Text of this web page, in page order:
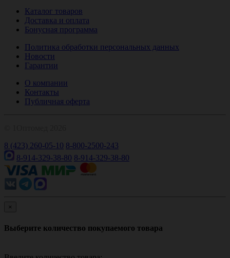
Каталог товаров
Доставка и оплата
Бонусная программа
Политика обработки персональных данных
Новости
Гарантии
О компании
Контакты
Публичная оферта
8 (423) 260-05-10 8-800-2500-243
8-914-329-38-80 8-914-329-38-80
×
Выберите количество покупаемого товара